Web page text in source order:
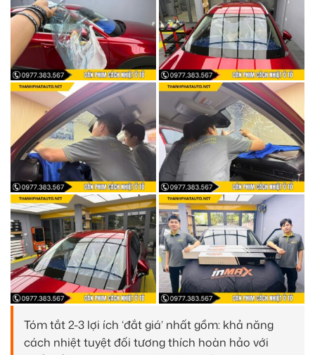
Tóm tắt 2-3 lợi ích ‘đắt giá’ nhất gồm: khả năng
cách nhiệt tuyệt đối tương thích hoàn hảo với